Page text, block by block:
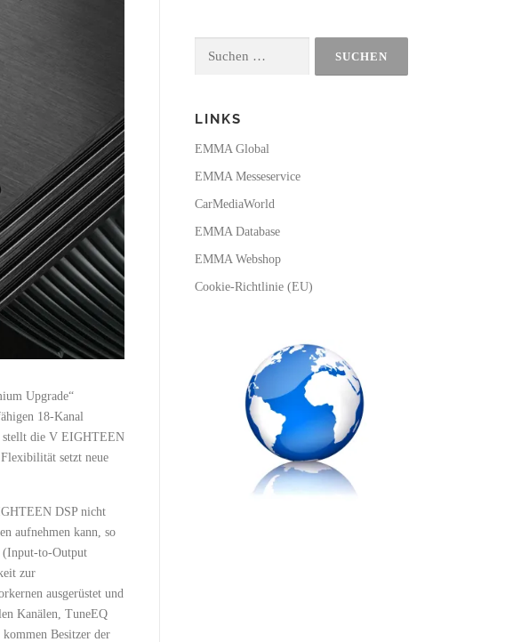
Upgrade“
18-Kanal
stellt die V EIGHTEEN
setzt neue
DSP nicht
aufnehmen kann, so
(Input-to-Output
zur
ausgerüstet und
Kanälen, TuneEQ
Besitzer der
o
b
e
k
g
LINKS
EMMA Global
EMMA Messeservice
CarMediaWorld
EMMA Database
EMMA Webshop
Cookie-Richtlinie (EU)